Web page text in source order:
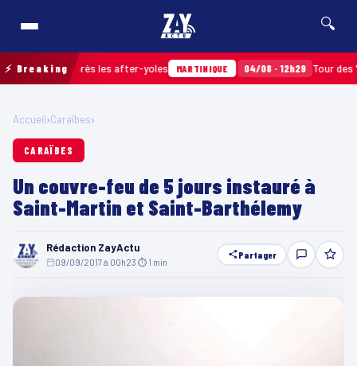
🔍
⚡ Breakingaprès les after-yoles MARTINIQUE 04/08 · 12h29 Tour des Yoles
Accueil›Caraïbes›
CARAÏBES
Un couvre-feu de 5 jours instauré à
Saint-Martin et Saint-Barthélemy
Rédaction ZayActu
09/09/2017 à 00h23 ⏱ 1 min
Partager